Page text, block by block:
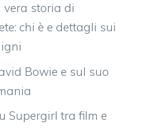
storia di
chi è e dettagli sui
Bowie e sul suo
Supergirl tra film e